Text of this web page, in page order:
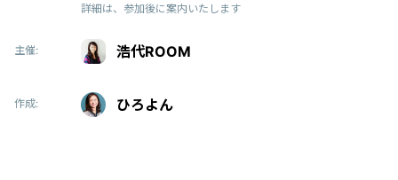
詳細は、参加後に案内いたします
主催: 浩代ROOM
作成: ひろよん